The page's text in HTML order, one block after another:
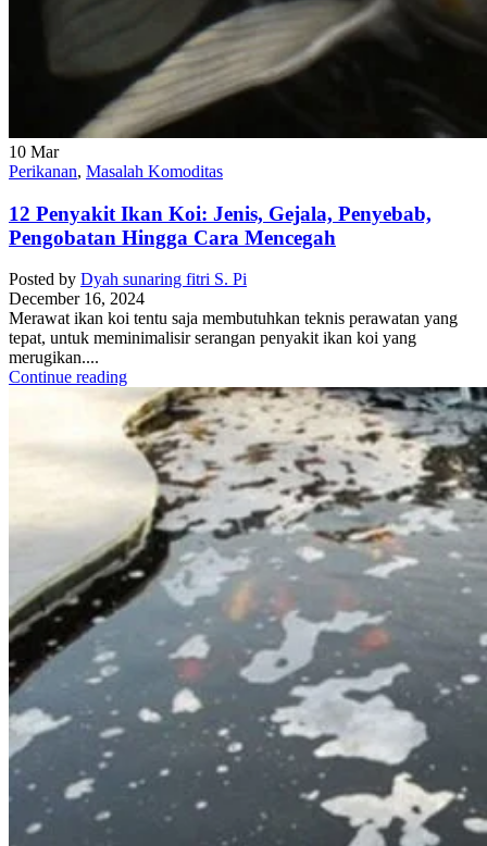
10 Mar
Perikanan, Masalah Komoditas
12 Penyakit Ikan Koi: Jenis, Gejala, Penyebab,
Pengobatan Hingga Cara Mencegah
Posted by Dyah sunaring fitri S. Pi
December 16, 2024
Merawat ikan koi tentu saja membutuhkan teknis perawatan yang
tepat, untuk meminimalisir serangan penyakit ikan koi yang
merugikan....
Continue reading